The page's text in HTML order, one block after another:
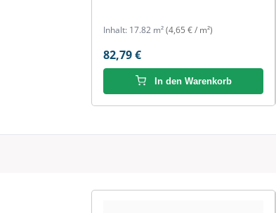
Inhalt: 17.82 m²(4,65 € / m²)
82,79 €
In den Warenkorb